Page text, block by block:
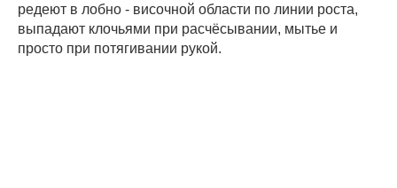
редеют в лобно - височной области по линии роста,
выпадают клочьями при расчёсывании, мытье и
просто при потягивании рукой.